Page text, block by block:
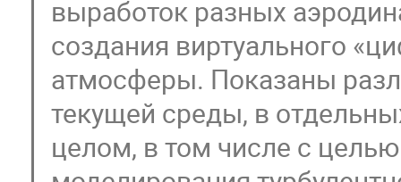
выработок разных
создания виртуального
атмосферы. Показаны
текущей среды, в
целом, в том числе с